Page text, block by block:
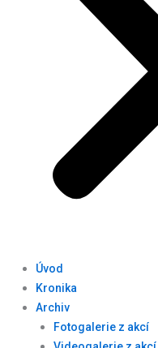
Úvod
Kronika
Archiv
Fotogalerie z akcí